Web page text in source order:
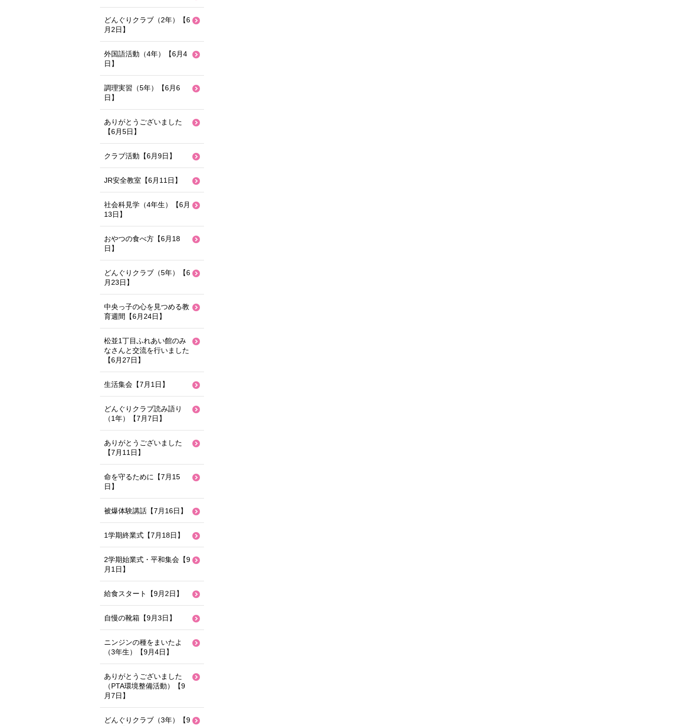
どんぐりクラブ（2年）【6
月2日】
外国語活動（4年）【6月4
日】
調理実習（5年）【6月6
日】
ありがとうございました
【6月5日】
クラブ活動【6月9日】
JR安全教室【6月11日】
社会科見学（4年生）【6月
13日】
おやつの食べ方【6月18
日】
どんぐりクラブ（5年）【6
月23日】
中央っ子の心を見つめる教
育週間【6月24日】
松並1丁目ふれあい館のみ
なさんと交流を行いました
【6月27日】
生活集会【7月1日】
どんぐりクラブ読み語り
（1年）【7月7日】
ありがとうございました
【7月11日】
命を守るために【7月15
日】
被爆体験講話【7月16日】
1学期終業式【7月18日】
2学期始業式・平和集会【9
月1日】
給食スタート【9月2日】
自慢の靴箱【9月3日】
ニンジンの種をまいたよ
（3年生）【9月4日】
ありがとうございました
（PTA環境整備活動）【9
月7日】
どんぐりクラブ（3年）【9